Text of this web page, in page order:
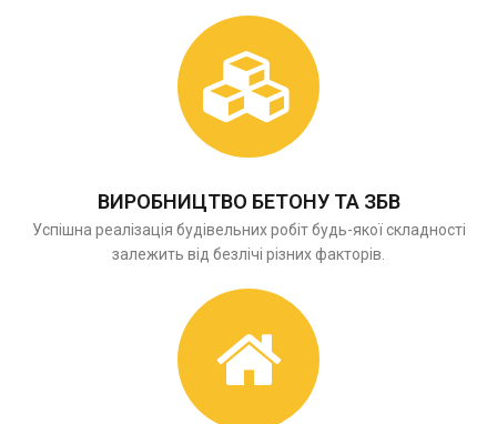
ВИРОБНИЦТВО БЕТОНУ ТА ЗБВ
Успішна реалізація будівельних робіт будь-якої складності
залежить від безлічі різних факторів.